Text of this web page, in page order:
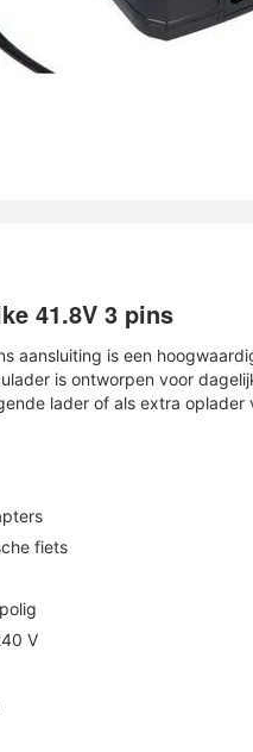
41.8V 3 pins
aansluiting is een
is ontworpen voor
lader of als extra
fiets
V